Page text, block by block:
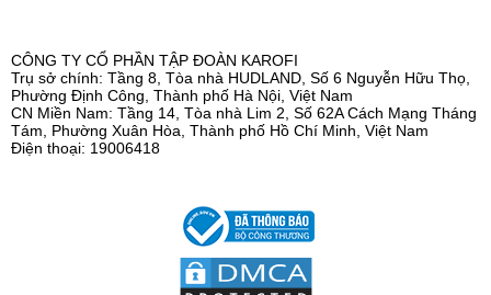
CÔNG TY CỔ PHẦN TẬP ĐOÀN KAROFI
Trụ sở chính: Tầng 8, Tòa nhà HUDLAND, Số 6 Nguyễn Hữu Thọ,
Phường Định Công, Thành phố Hà Nội, Việt Nam
CN Miền Nam: Tầng 14, Tòa nhà Lim 2, Số 62A Cách Mạng Tháng
Tám, Phường Xuân Hòa, Thành phố Hồ Chí Minh, Việt Nam
Điện thoại: 19006418